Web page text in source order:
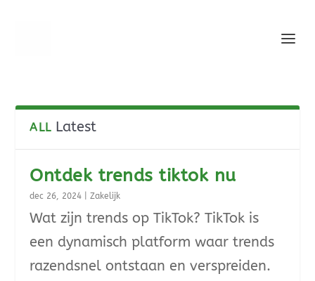
ALL Latest
Ontdek trends tiktok nu
dec 26, 2024 |Zakelijk
Wat zijn trends op TikTok? TikTok is
een dynamisch platform waar trends
razendsnel ontstaan en verspreiden.